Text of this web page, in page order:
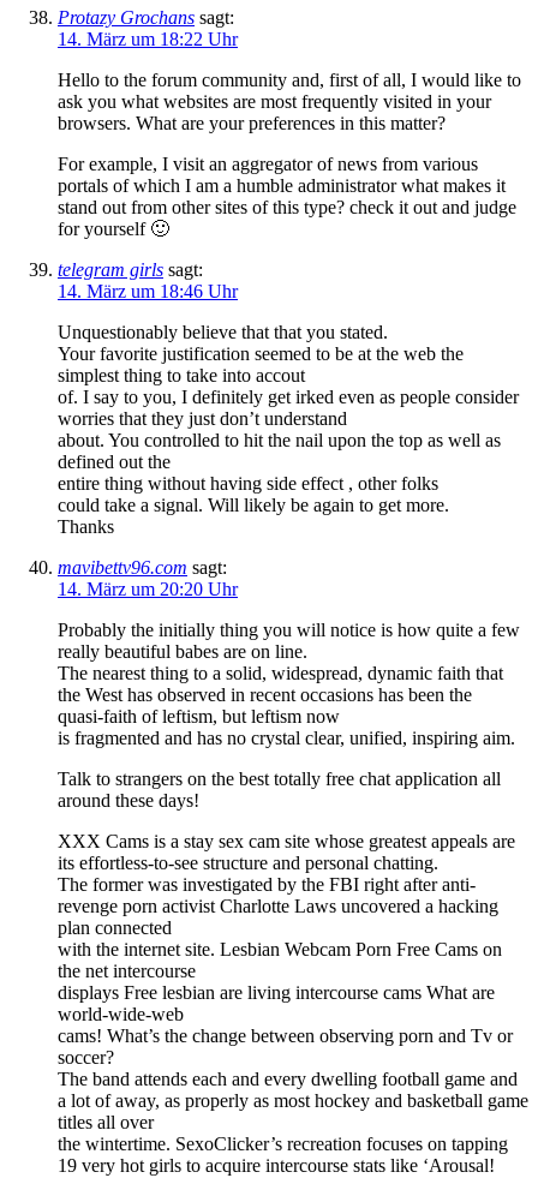
Protazy Grochans sagt:
14. März um 18:22 Uhr
Hello to the forum community and, first of all, I would like to
ask you what websites are most frequently visited in your
browsers. What are your preferences in this matter?
For example, I visit an aggregator of news from various
portals of which I am a humble administrator what makes it
stand out from other sites of this type? check it out and judge
for yourself 🙂
telegram girls sagt:
14. März um 18:46 Uhr
Unquestionably believe that that you stated.
Your favorite justification seemed to be at the web the
simplest thing to take into accout
of. I say to you, I definitely get irked even as people consider
worries that they just don’t understand
about. You controlled to hit the nail upon the top as well as
defined out the
entire thing without having side effect , other folks
could take a signal. Will likely be again to get more.
Thanks
mavibettv96.com sagt:
14. März um 20:20 Uhr
Probably the initially thing you will notice is how quite a few
really beautiful babes are on line.
The nearest thing to a solid, widespread, dynamic faith that
the West has observed in recent occasions has been the
quasi-faith of leftism, but leftism now
is fragmented and has no crystal clear, unified, inspiring aim.
Talk to strangers on the best totally free chat application all
around these days!
XXX Cams is a stay sex cam site whose greatest appeals are
its effortless-to-see structure and personal chatting.
The former was investigated by the FBI right after anti-
revenge porn activist Charlotte Laws uncovered a hacking
plan connected
with the internet site. Lesbian Webcam Porn Free Cams on
the net intercourse
displays Free lesbian are living intercourse cams What are
world-wide-web
cams! What’s the change between observing porn and Tv or
soccer?
The band attends each and every dwelling football game and
a lot of away, as properly as most hockey and basketball game
titles all over
the wintertime. SexoClicker’s recreation focuses on tapping
19 very hot girls to acquire intercourse stats like ‘Arousal!